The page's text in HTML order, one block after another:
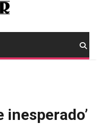
inesperado’